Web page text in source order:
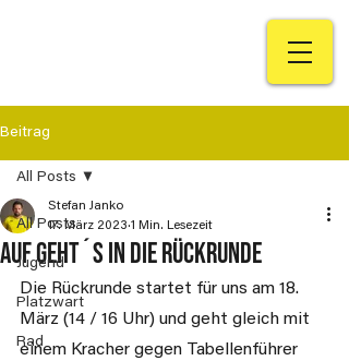
Beitrag
All Posts
Jugend
Platzwart
Rad
All Posts
Auf geht´s in die Rückrunde
Stefan Janko
17. März 2023 1 Min. Lesezeit
Die Rückrunde startet für uns am 18.
März (14 / 16 Uhr) und geht gleich mit
einem Kracher gegen Tabellenführer